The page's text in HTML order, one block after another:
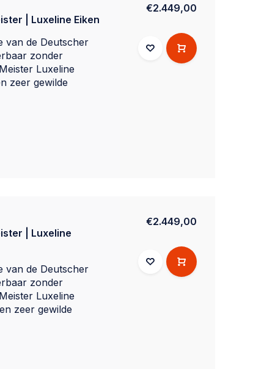
| Luxeline Eiken
van de Deutscher
zonder
Luxeline
zeer gewilde
€2.449,00
| Luxeline
van de Deutscher
zonder
Luxeline
zeer gewilde
€2.449,00